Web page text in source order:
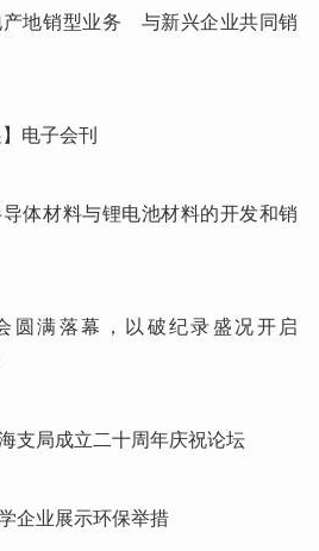
地销型业务 与新兴企业共同销
电子会刊
体材料与锂电池材料的开发和销
圆满落幕，以破纪录盛况开启
支局成立二十周年庆祝论坛
企业展示环保举措